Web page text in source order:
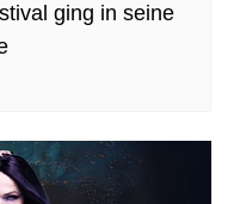
ging in seine